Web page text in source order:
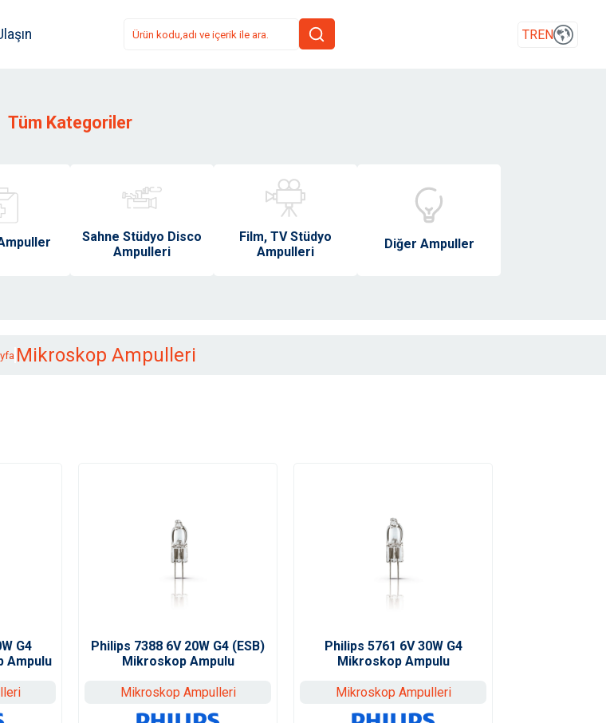
TREN
Tüm Kategoriler
Sahne Stüdyo Disco
Ampulleri
Film, TV Stüdyo
Ampulleri
Diğer Ampuller
Mikroskop Ampulleri
G4
Ampulu
Philips 7388 6V 20W G4 (ESB)
Mikroskop Ampulu
Mikroskop Ampulleri
Philips 5761 6V 30W G4
Mikroskop Ampulu
Mikroskop Ampulleri